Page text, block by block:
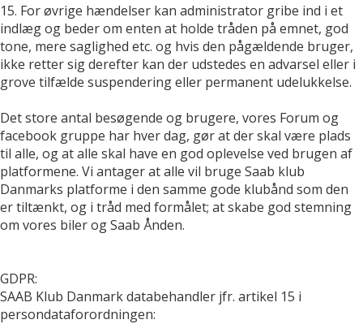
15. For øvrige hændelser kan administrator gribe ind i et
indlæg og beder om enten at holde tråden på emnet, god
tone, mere saglighed etc. og hvis den pågældende bruger,
ikke retter sig derefter kan der udstedes en advarsel eller i
grove tilfælde suspendering eller permanent udelukkelse.
Det store antal besøgende og brugere, vores Forum og
facebook gruppe har hver dag, gør at der skal være plads
til alle, og at alle skal have en god oplevelse ved brugen af
platformene. Vi antager at alle vil bruge Saab klub
Danmarks platforme i den samme gode klubånd som den
er tiltænkt, og i tråd med formålet; at skabe god stemning
om vores biler og Saab Ånden.
GDPR:
SAAB Klub Danmark databehandler jfr. artikel 15 i
persondataforordningen: